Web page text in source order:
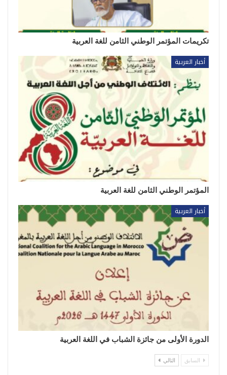
تكريمات المؤتمر الوطني الثامن للغة العربية
أخبار العربية
المؤتمر الوطني الثامن للغة العربية
أخبار العربية
الدورة الأولى من جائزة الشباب في اللغة العربية
السابق التالي